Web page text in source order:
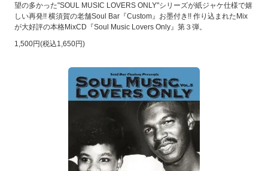
望の多かった"SOUL MUSIC LOVERS ONLY"シリーズが紙ジャケ仕様で嬉
しい再発!! 横須賀の老舗Soul Bar『Custom』お墨付き!! 作り込まれたMix
が大好評の本格MixCD『Soul Music Lovers Only』第３弾。
1,500円(税込1,650円)